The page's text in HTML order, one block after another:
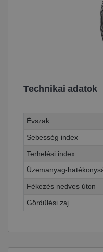
Technikai adatok
Évszak
Sebesség index
Terhelési index
Üzemanyag-
Fékezés nedves úton
Gördülési zaj